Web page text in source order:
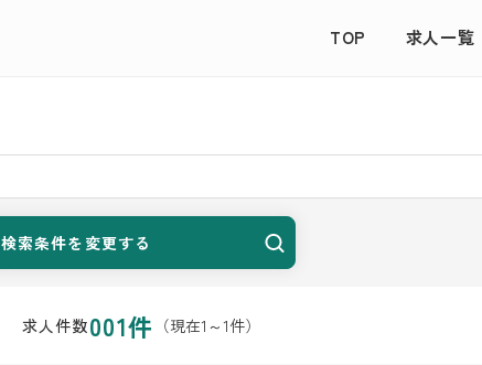
TOP 求人一覧
検索条件を変更する
求人件数001件 （現在1 ～1件）